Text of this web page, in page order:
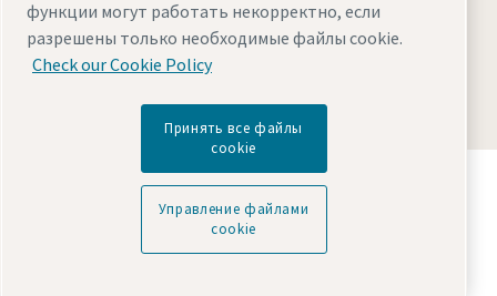
Legal & Privacy NoticesУправление файлами cookie
AccessibilitySitemap
Узнайте, как Atlas Copco Group создает
технологии, преобразующие будущее.
Посетите сайт Atlas Copco Group
функции могут работать некорректно, если
разрешены только необходимые файлы cookie.
Check our Cookie Policy
Принять все файлы
cookie
Управление файлами
cookie